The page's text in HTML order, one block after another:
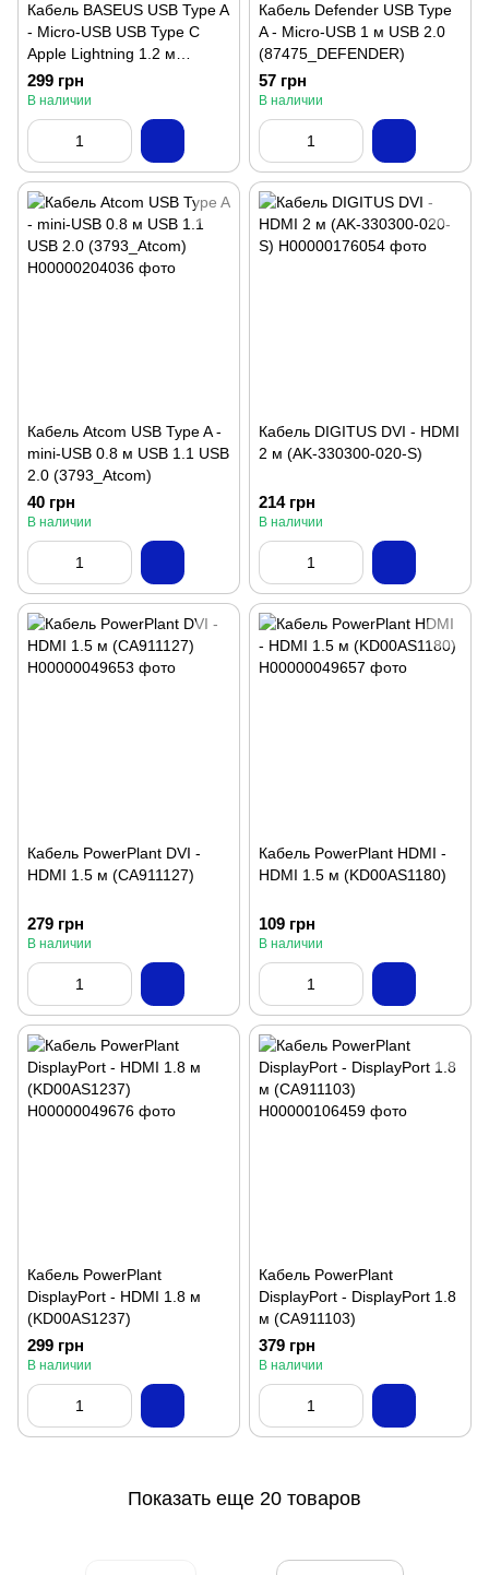
Кабель BASEUS USB Type A
- Micro-USB USB Type C
Apple Lightning 1.2 м
(CAMLT-BSY01)
299 грн
В наличии
Кабель Defender USB Type
A - Micro-USB 1 м USB 2.0
(87475_DEFENDER)
57 грн
В наличии
Кабель Atcom USB Type A -
mini-USB 0.8 м USB 1.1 USB
2.0 (3793_Atcom)
40 грн
В наличии
Кабель DIGITUS DVI - HDMI
2 м (AK-330300-020-S)
214 грн
В наличии
Кабель PowerPlant DVI -
HDMI 1.5 м (CA911127)
279 грн
В наличии
Кабель PowerPlant HDMI -
HDMI 1.5 м (KD00AS1180)
109 грн
В наличии
Кабель PowerPlant
DisplayPort - HDMI 1.8 м
(KD00AS1237)
299 грн
В наличии
Кабель PowerPlant
DisplayPort - DisplayPort 1.8
м (CA911103)
379 грн
В наличии
Показать еще 20 товаров